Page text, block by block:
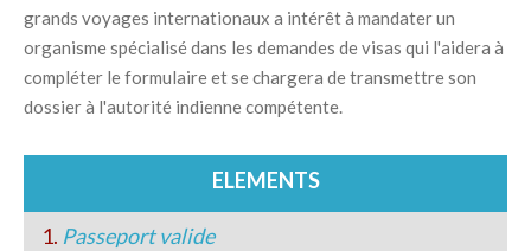
grands voyages internationaux a intérêt à mandater un
organisme spécialisé dans les demandes de visas qui l'aidera à
compléter le formulaire et se chargera de transmettre son
dossier à l'autorité indienne compétente.
ELEMENTS
1. Passeport valide